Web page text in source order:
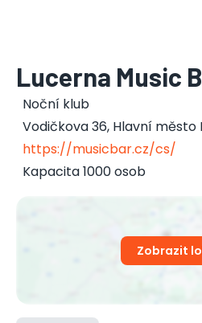
Lucerna Music
Noční klub
Vodičkova 36, Hlavní město
https://musicbar.cz/cs/
Kapacita 1000 osob
Zobrazit